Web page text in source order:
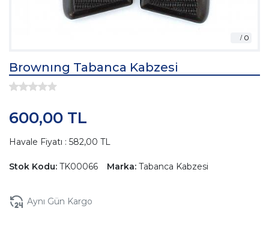
Brownıng Tabanca Kabzesi
600,00 TL
Havale Fiyatı : 582,00 TL
Stok Kodu: TK00066 Marka: Tabanca Kabzesi
Aynı Gün Kargo